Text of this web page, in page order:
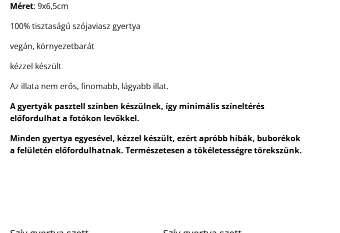
Méret: 9x6,5cm
100% tisztaságú szójaviasz gyertya
vegán, környezetbarát
kézzel készült
Az illata nem erős, finomabb, lágyabb illat.
A gyertyák pasztell színben készülnek, így minimális színeltérés
előfordulhat a fotókon levőkkel.
Minden gyertya egyesével, kézzel készült, ezért apróbb hibák, buborékok
a felületén előfordulhatnak. Természetesen a tökéletességre törekszünk.